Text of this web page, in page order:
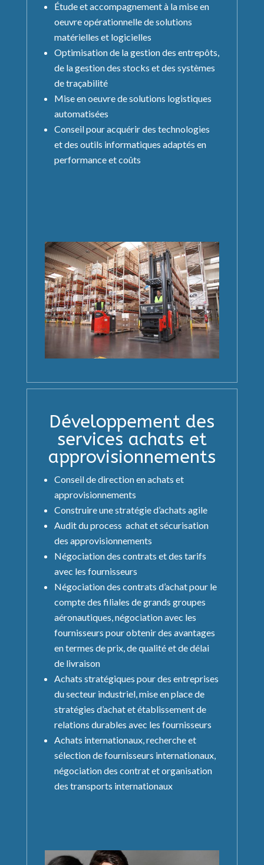
Étude et accompagnement à la mise en
oeuvre opérationnelle de solutions
matérielles et logicielles
Optimisation de la gestion des entrepôts,
de la gestion des stocks et des systèmes
de traçabilité
Mise en oeuvre de solutions logistiques
automatisées
Conseil pour acquérir des technologies
et des outils informatiques adaptés en
performance et coûts
Développement des
services achats et
approvisionnements
Conseil de direction en achats et
approvisionnements
Construire une stratégie d’achats agile
Audit du process achat et sécurisation
des approvisionnements
Négociation des contrats et des tarifs
avec les fournisseurs
Négociation des contrats d’achat pour le
compte des filiales de grands groupes
aéronautiques, négociation avec les
fournisseurs pour obtenir des avantages
en termes de prix, de qualité et de délai
de livraison
Achats stratégiques pour des entreprises
du secteur industriel, mise en place de
stratégies d’achat et établissement de
relations durables avec les fournisseurs
Achats internationaux, recherche et
sélection de fournisseurs internationaux,
négociation des contrat et organisation
des transports internationaux